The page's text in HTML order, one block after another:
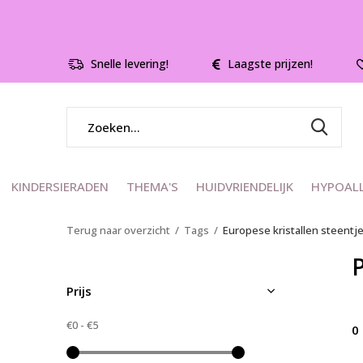
KINDERSIERADEN THEMA'S HUIDVRIENDELIJK
Snelle levering! Laagste prijzen!
Terug naar overzicht Tags Europese kristallen
0
Prijs
€0 - €5